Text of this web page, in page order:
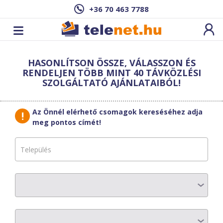
+36 70 463 7788
Ez a csomag sajnos nem elérhető az Ön
címén.Megnézem másik címen!
vissza a szolgáltatásokhoz
Mozaik Turbo
AZ ELŐFIZETÉS RÉSZLETEI
HASONLÍTSON ÖSSZE, VÁLASSZON ÉS
RENDELJEN TÖBB MINT 40 TÁVKÖZLÉSI
SZOLGÁLTATÓ AJÁNLATAIBÓL!
Az Önnél elérhető csomagok kereséséhez adja
meg pontos címét!